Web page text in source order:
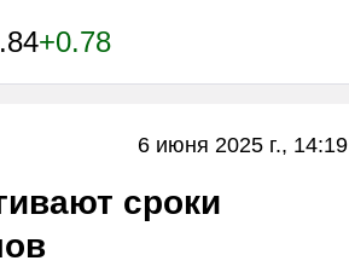
+0.78
6 июня 2025 г., 14:19
сроки